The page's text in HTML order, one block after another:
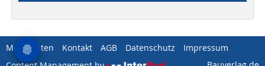
Mediadaten Kontakt AGB Datenschutz
Impressum